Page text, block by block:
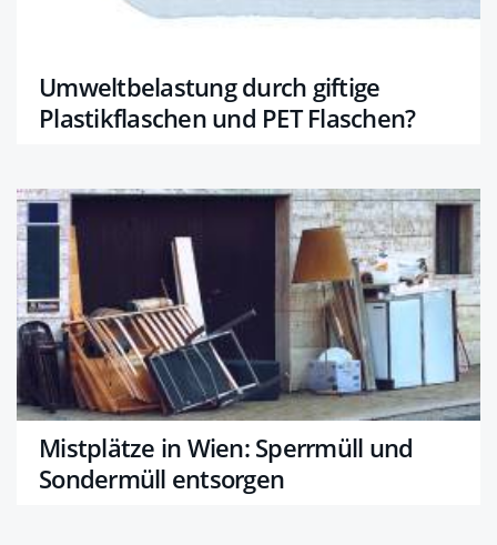
Umweltbelastung durch giftige
Plastikflaschen und PET Flaschen?
Mistplätze in Wien: Sperrmüll und
Sondermüll entsorgen